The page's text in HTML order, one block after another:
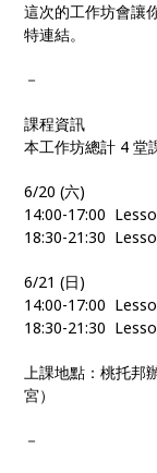
這次的工作坊會讓
特連結。
－
課程資訊
本工作坊總計 4 堂
6/20 (六)
14:00-17:00
18:30-21:30
6/21 (日)
14:00-17:00
18:30-21:30
上課地點：桃托邦
宮）
－